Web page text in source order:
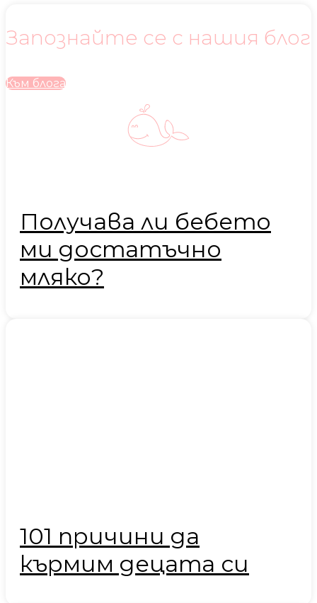
Запознайте се с нашия блог
Към блога
Получава ли бебето
ми достатъчно
мляко?
101 причини да
кърмим децата си